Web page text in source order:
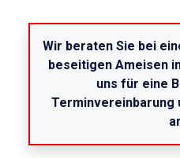
Wir beraten Sie bei
beseitigen Ameisen
uns für eine
Terminvereinbarung